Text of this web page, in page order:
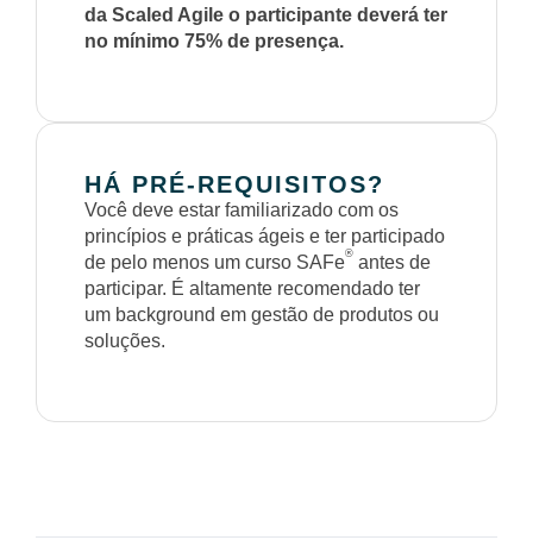
da Scaled Agile o participante deverá ter
no mínimo 75% de presença.
HÁ PRÉ-REQUISITOS?
Você deve estar familiarizado com os
princípios e práticas ágeis e ter participado
de pelo menos um curso SAFe® antes de
participar. É altamente recomendado ter
um background em gestão de produtos ou
soluções.